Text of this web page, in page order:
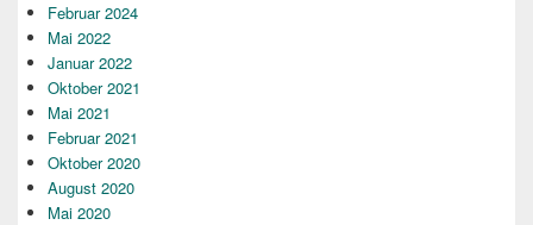
Februar 2024
Mai 2022
Januar 2022
Oktober 2021
Mai 2021
Februar 2021
Oktober 2020
August 2020
Mai 2020